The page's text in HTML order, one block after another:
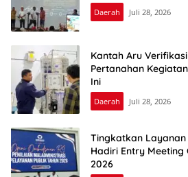
Daerah Juli 28, 2026
Kantah Aru
Pertanahan
Ini
Daerah Juli 28, 2026
Tingkatkan
Hadiri Entry Meeting
2026